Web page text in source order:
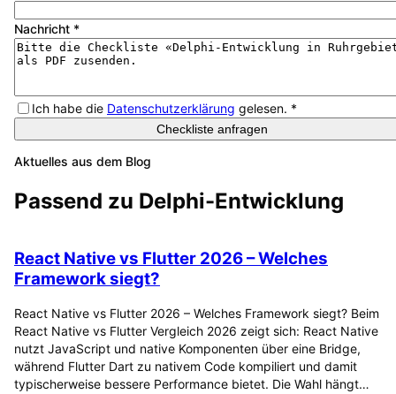
Nachricht *
Ich habe die Datenschutzerklärung gelesen. *
Checkliste anfragen
Aktuelles aus dem Blog
Passend zu Delphi-Entwicklung
React Native vs Flutter 2026 – Welches
Framework siegt?
React Native vs Flutter 2026 – Welches Framework siegt? Beim
React Native vs Flutter Vergleich 2026 zeigt sich: React Native
nutzt JavaScript und native Komponenten über eine Bridge,
während Flutter Dart zu nativem Code kompiliert und damit
typischerweise bessere Performance bietet. Die Wahl hängt…